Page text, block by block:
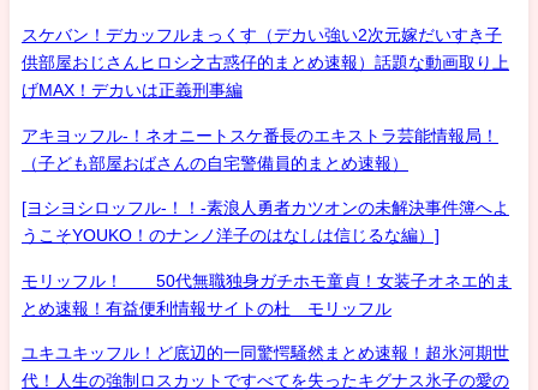
スケバン！デカッフルまっくす（デカい強い2次元嫁だいすき子
供部屋おじさんヒロシ之古惑仔的まとめ速報）話題な動画取り上
げMAX！デカいは正義刑事編
アキヨッフル-！ネオニートスケ番長のエキストラ芸能情報局！
（子ども部屋おばさんの自宅警備員的まとめ速報）
[ヨシヨシロッフル-！！-素浪人勇者カツオンの未解決事件簿へよ
うこそYOUKO！のナンノ洋子のはなしは信じるな編）]
モリッフル！ 50代無職独身ガチホモ童貞！女装子オネエ的ま
とめ速報！有益便利情報サイトの杜 モリッフル
ユキユキッフル！ど底辺的一同驚愕騒然まとめ速報！超氷河期世
代！人生の強制ロスカットですべてを失ったキグナス氷子の愛の